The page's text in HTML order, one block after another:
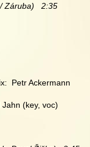
Záruba)   2:35
Petr Ackermann
(key, voc)